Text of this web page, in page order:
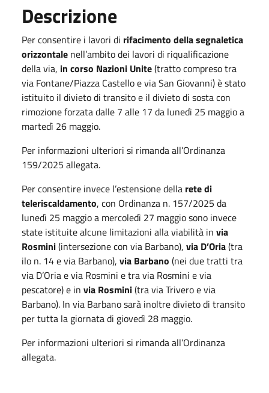
Descrizione
Per consentire i lavori di rifacimento della segnaletica
orizzontale nell’ambito dei lavori di riqualificazione
della via, in corso Nazioni Unite(tratto compreso tra
via Fontane/Piazza Castello e via San Giovanni) è stato
istituito il divieto di transito e il divieto di sosta con
rimozione forzata dalle 7 alle 17 da lunedì 25 maggio a
martedì 26 maggio.
Per informazioni ulteriori si rimanda all’Ordinanza
159/2025 allegata.
Per consentire invece l’estensione della rete di
teleriscaldamento, con Ordinanza n. 157/2025 da
lunedì 25 maggio a mercoledì 27 maggio sono invece
state istituite alcune limitazioni alla viabilità in via
Rosmini(intersezione con via Barbano), via D’Oria(tra
ilo n. 14 e via Barbano), via Barbano (nei due tratti tra
via D’Oria e via Rosmini e tra via Rosmini e via
pescatore) e in via Rosmini(tra via Trivero e via
Barbano). In via Barbano sarà inoltre divieto di transito
per tutta la giornata di giovedì 28 maggio.
Per informazioni ulteriori si rimanda all’Ordinanza
allegata.